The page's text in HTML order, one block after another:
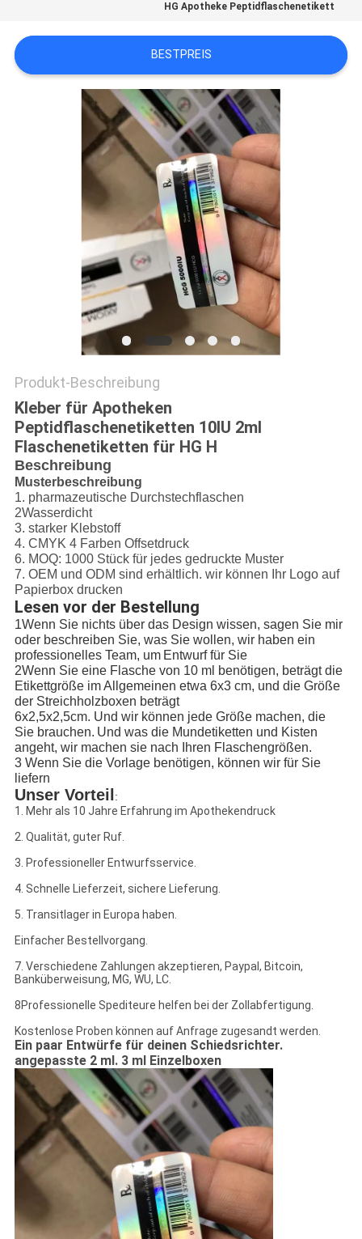
FÄLLE
SITEMAP
PRIVACY
HG Apotheke Peptidflaschenetikett
BESTPREIS
Produkt-Beschreibung
Kleber für Apotheken
Peptidflaschenetiketten 10IU 2ml
Flaschenetiketten für HG H
Beschreibung
Musterbeschreibung
1. pharmazeutische Durchstechflaschen
2Wasserdicht
3. starker Klebstoff
4. CMYK 4 Farben Offsetdruck
6. MOQ: 1000 Stück für jedes gedruckte Muster
7. OEM und ODM sind erhältlich. wir können Ihr Logo auf
Papierbox drucken
Lesen vor der Bestellung
1Wenn Sie nichts über das Design wissen, sagen Sie mir
oder beschreiben Sie, was Sie wollen, wir haben ein
professionelles Team, um Entwurf für Sie
2Wenn Sie eine Flasche von 10 ml benötigen, beträgt die
Etikettgröße im Allgemeinen etwa 6x3 cm, und die Größe
der Streichholzboxen beträgt
6x2,5x2,5cm. Und wir können jede Größe machen, die
Sie brauchen. Und was die Mundetiketten und Kisten
angeht, wir machen sie nach Ihren Flaschengrößen.
3 Wenn Sie die Vorlage benötigen, können wir für Sie
liefern
Unser Vorteil :
1. Mehr als 10 Jahre Erfahrung im Apothekendruck
2. Qualität, guter Ruf.
3. Professioneller Entwurfsservice.
4. Schnelle Lieferzeit, sichere Lieferung.
5. Transitlager in Europa haben.
Einfacher Bestellvorgang.
7. Verschiedene Zahlungen akzeptieren, Paypal, Bitcoin,
Banküberweisung, MG, WU, LC.
8Professionelle Spediteure helfen bei der Zollabfertigung.
Kostenlose Proben können auf Anfrage zugesandt werden.
Ein paar Entwürfe für deinen Schiedsrichter.
angepasste 2 ml. 3 ml Einzelboxen